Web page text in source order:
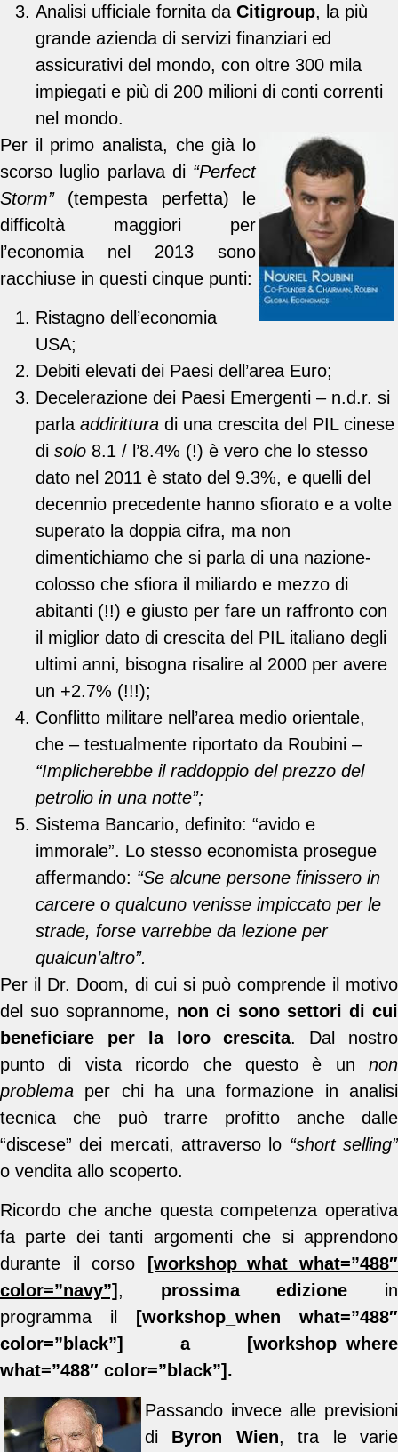
Analisi ufficiale fornita da Citigroup, la più
grande azienda di servizi finanziari ed
assicurativi del mondo, con oltre 300 mila
impiegati e più di 200 milioni di conti correnti
nel mondo.
Per il primo analista, che già lo
scorso luglio parlava di “Perfect
Storm”(tempesta perfetta) le
difficoltà maggiori per
l’economia nel 2013 sono
racchiuse in questi cinque punti:
Ristagno dell’economia
USA;
Debiti elevati dei Paesi dell’area Euro;
Decelerazione dei Paesi Emergenti – n.d.r. si
parla addirittura di una crescita del PIL cinese
di solo 8.1 / l’8.4% (!) è vero che lo stesso
dato nel 2011 è stato del 9.3%, e quelli del
decennio precedente hanno sfiorato e a volte
superato la doppia cifra, ma non
dimentichiamo che si parla di una nazione-
colosso che sfiora il miliardo e mezzo di
abitanti (!!) e giusto per fare un raffronto con
il miglior dato di crescita del PIL italiano degli
ultimi anni, bisogna risalire al 2000 per avere
un +2.7% (!!!);
Conflitto militare nell’area medio orientale,
che – testualmente riportato da Roubini –
“Implicherebbe il raddoppio del prezzo del
petrolio in una notte”;
Sistema Bancario, definito: “avido e
immorale”. Lo stesso economista prosegue
affermando: “Se alcune persone finissero in
carcere o qualcuno venisse impiccato per le
strade, forse varrebbe da lezione per
qualcun’altro”.
Per il Dr. Doom, di cui si può comprende il motivo
del suo soprannome, non ci sono settori di cui
beneficiare per la loro crescita. Dal nostro
punto di vista ricordo che questo è un non
problema per chi ha una formazione in analisi
tecnica che può trarre profitto anche dalle
“discese” dei mercati, attraverso lo “short selling”
o vendita allo scoperto.
Ricordo che anche questa competenza operativa
fa parte dei tanti argomenti che si apprendono
durante il corso
[workshop_what what=”488″
color=”navy”] , prossima edizione in
programma il
[workshop_when what=”488″
color=”black”] a [workshop_where
what=”488″ color=”black”].
Passando invece alle previsioni
di Byron Wien, tra le varie